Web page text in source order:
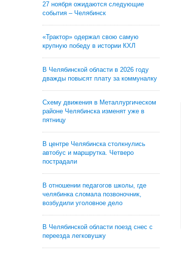
27 ноября ожидаются следующие
события – Челябинск
«Трактор» одержал свою самую
крупную победу в истории КХЛ
В Челябинской области в 2026 году
дважды повысят плату за коммуналку
Схему движения в Металлургическом
районе Челябинска изменят уже в
пятницу
В центре Челябинска столкнулись
автобус и маршрутка. Четверо
пострадали
В отношении педагогов школы, где
челябинка сломала позвоночник,
возбудили уголовное дело
В Челябинской области поезд снес с
переезда легковушку